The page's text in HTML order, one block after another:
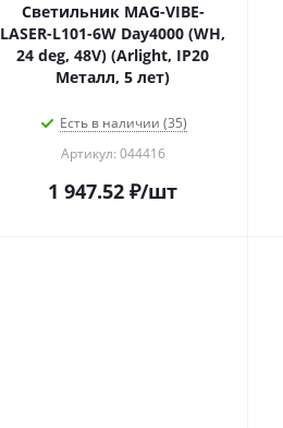
Светильник MAG-VIBE-
LASER-L101-6W Day4000 (WH,
24 deg, 48V) (Arlight, IP20
Металл, 5 лет)
Есть в наличии (35)
Артикул: 044416
1 947.52 ₽/шт